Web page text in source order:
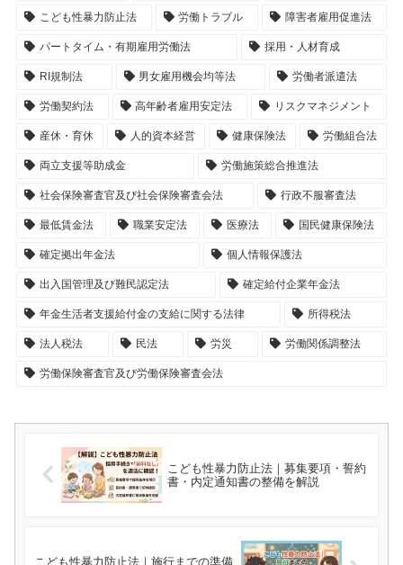
こども性暴力防止法 労働トラブル 障害者雇用促進法
パートタイム・有期雇用労働法 採用・人材育成
RI規制法 男女雇用機会均等法 労働者派遣法
労働契約法 高年齢者雇用安定法 リスクマネジメント
産休・育休 人的資本経営 健康保険法 労働組合法
両立支援等助成金 労働施策総合推進法
社会保険審査官及び社会保険審査会法 行政不服審査法
最低賃金法 職業安定法 医療法 国民健康保険法
確定拠出年金法 個人情報保護法
出入国管理及び難民認定法 確定給付企業年金法
年金生活者支援給付金の支給に関する法律 所得税法
法人税法 民法 労災 労働関係調整法
労働保険審査官及び労働保険審査会法
こども性暴力防止法｜募集要項・誓約
書・内定通知書の整備を解説
こども性暴力防止法｜施行までの準備